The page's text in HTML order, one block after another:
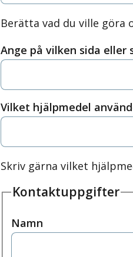
Berätta vad du ville göra
Ange på vilken sida
Vilket hjälpmedel
Skriv gärna vilket
Kontaktuppgifter
Namn